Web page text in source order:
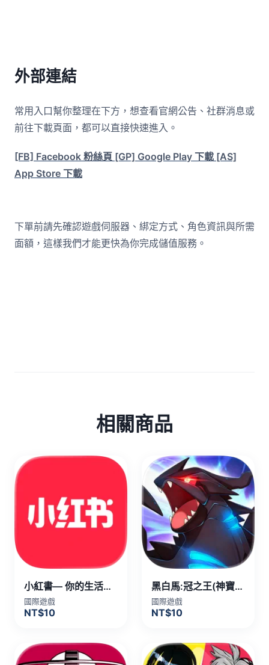
外部連結
常用入口幫你整理在下方，想查看官網公告、社群消息或
前往下載頁面，都可以直接快速進入。
[FB] Facebook 粉絲頁 [GP] Google Play 下載 [AS]
App Store 下載
下單前請先確認遊戲伺服器、綁定方式、角色資訊與所需
面額，這樣我們才能更快為你完成儲值服務。
相關商品
小紅書— 你的生活興趣社區 代儲值
國際遊戲
NT$10
黑白馬:冠之王(神寶) 代儲值
國際遊戲
NT$10